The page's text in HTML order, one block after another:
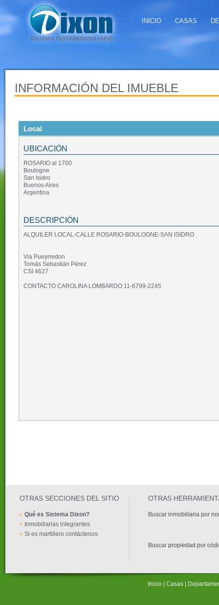
INICIO CASAS
INFORMACIÓN DEL IMUEBLE
Local
UBICACIÓN
ROSARIO al 1700
Boulogne
San Isidro
Buenos Aires
Argentina
DESCRIPCIÓN
ALQUILER LOCAL-CALLE ROSARIO-BOULOGNE-SAN ISIDRO
Via Pueyrredon
Tomás Sebastián Pérez
CSI 4627
CONTACTO CAROLINA LOMBARDO 11-6799-2245
OTRAS SECCIONES DEL SITIO
Qué es Sistema Dixon?
Inmobiliarias integrantes
Si es martillero contáctenos
OTRAS
Buscar inmobiliaria por
Buscar propiedad por
Inicio| Casas|